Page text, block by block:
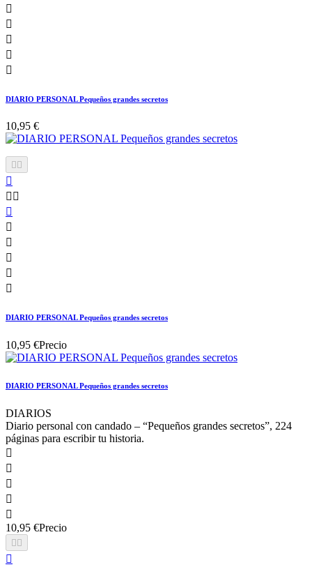





DIARIO PERSONAL Pequeños grandes secretos
10,95 €
 

 






DIARIO PERSONAL Pequeños grandes secretos
10,95 €Precio
DIARIO PERSONAL Pequeños grandes secretos
DIARIOS
Diario personal con candado – “Pequeños grandes secretos”, 224
páginas para escribir tu historia.





10,95 €Precio
 
